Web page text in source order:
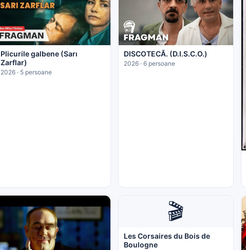
Plicurile galbene (Sarı
Zarflar)
2026 · 5 persoane
DISCOTECĂ. (D.I.S.C.O.)
2026 · 6 persoane
🎬
Les Corsaires du Bois de
Boulogne